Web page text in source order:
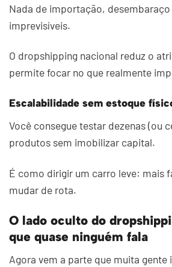
Nada de importação,
imprevisíveis.
O dropshipping nacional reduz o
permite focar no que realmente
Escalabilidade sem estoque
Você consegue testar dezenas (ou
produtos sem imobilizar capital.
É como dirigir um carro leve: mais
mudar de rota.
O lado oculto do
que quase ninguém fala
Agora vem a parte que muita